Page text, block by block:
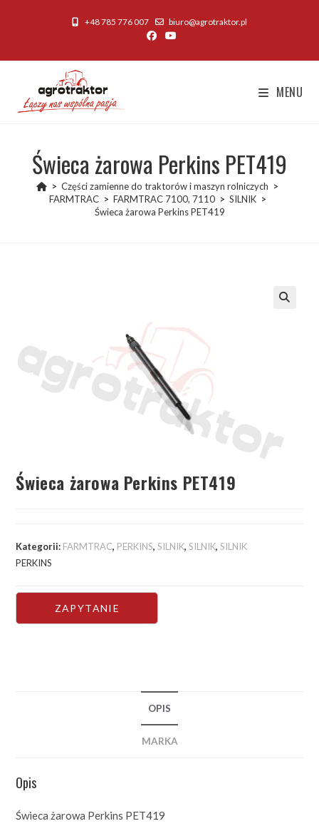
+48 785 776 007 biuro@agrotraktor.pl
MENU
Świeca żarowa Perkins PET419
> Części zamienne do traktorów i maszyn rolniczych >
FARMTRAC > FARMTRAC 7100, 7110 > SILNIK >
Świeca żarowa Perkins PET419
Świeca żarowa Perkins PET419
Kategorii: FARMTRAC, PERKINS,SILNIK,SILNIK,SILNIK
PERKINS
OPIS
MARKA
Opis
Świeca żarowa Perkins PET419